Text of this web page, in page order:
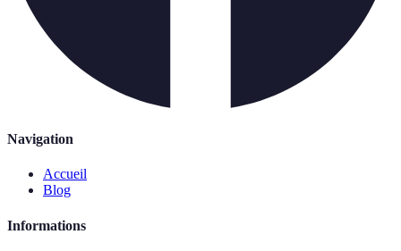
Navigation
Accueil
Blog
Informations